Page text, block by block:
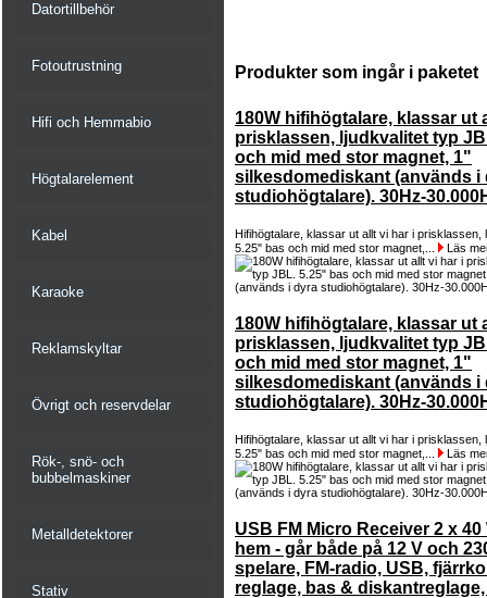
Datortillbehör
Fotoutrustning
Hifi och Hemmabio
Högtalarelement
Kabel
Karaoke
Reklamskyltar
Övrigt och reservdelar
Rök-, snö- och
bubbelmaskiner
Metalldetektorer
Stativ
Produkter som ingår i paketet
180W hifihögtalare, klassar ut
prisklassen, ljudkvalitet typ
och mid med stor magnet, 1"
silkesdomediskant (används i
studiohögtalare). 30Hz-
Hifihögtalare, klassar ut allt vi har i prisklassen,
5.25" bas och mid med stor magnet,...
Läs
180W hifihögtalare, klassar ut
prisklassen, ljudkvalitet typ
och mid med stor magnet, 1"
silkesdomediskant (används i
studiohögtalare). 30Hz-
Hifihögtalare, klassar ut allt vi har i prisklassen,
5.25" bas och mid med stor magnet,...
Läs
USB FM Micro Receiver 2 x
hem - går både på 12 V och
spelare, FM-radio, USB,
reglage, bas &